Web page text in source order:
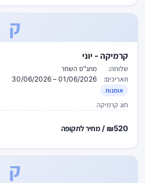
ק
קרמיקה - יוני
שלוחה:
מתנ"ס השחר
תאריכים:
01/06/2026 – 30/06/2026
אומנות
חוג קרמיקה
₪520 / מחיר לתקופה
ק